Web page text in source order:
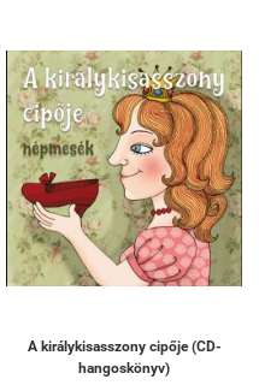
A királykisasszony cipője (CD-
hangoskönyv)